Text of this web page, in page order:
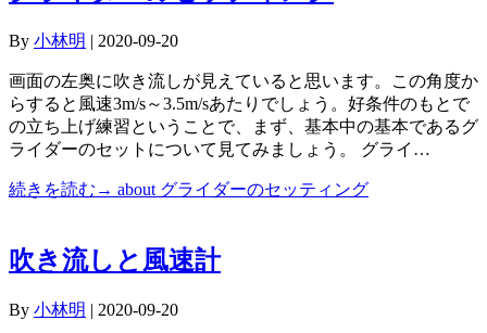
By 小林明 | 2020-09-20
画面の左奥に吹き流しが見えていると思います。この角度か
らすると風速3m/s～3.5m/sあたりでしょう。好条件のもとで
の立ち上げ練習ということで、まず、基本中の基本であるグ
ライダーのセットについて見てみましょう。 グライ…
続きを読む→ about グライダーのセッティング
吹き流しと風速計
By 小林明 | 2020-09-20